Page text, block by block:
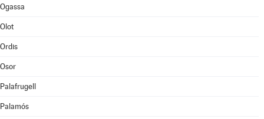
Ogassa
Olot
Ordis
Osor
Palafrugell
Palamós